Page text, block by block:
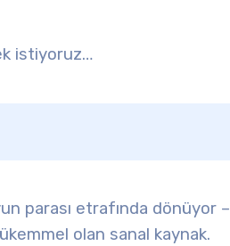
istiyoruz…
parası etrafında dönüyor –
olan sanal kaynak.